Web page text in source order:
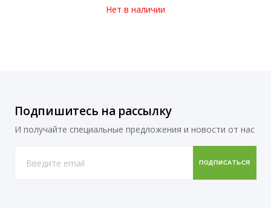
Нет в наличии
Подпишитесь на рассылку
И получайте специальные предложения и новости от нас